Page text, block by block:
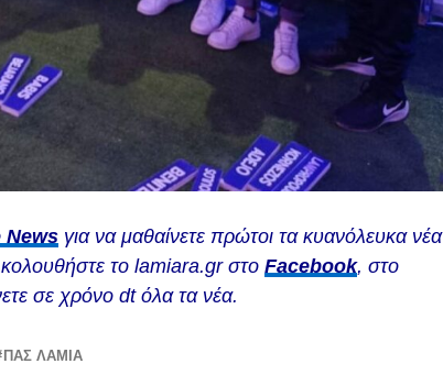
News για να μαθαίνετε πρώτοι τα κυανόλευκα νέα
το lamiara.gr στο Facebook, στο
σε χρόνο dt όλα τα νέα.
ΠΑΣ ΛΑΜΙΑ